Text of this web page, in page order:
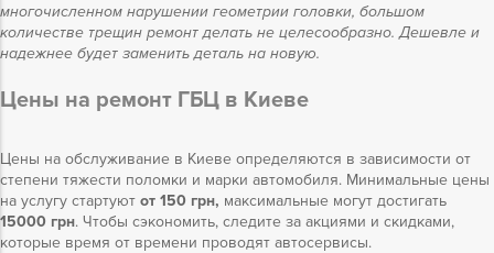
многочисленном нарушении геометрии головки, большом
количестве трещин ремонт делать не целесообразно. Дешевле и
надежнее будет заменить деталь на новую.
Цены на ремонт ГБЦ в Киеве
Цены на обслуживание в Киеве определяются в зависимости от
степени тяжести поломки и марки автомобиля. Минимальные цены
на услугу стартуют от 150 грн, максимальные могут достигать
15000 грн. Чтобы сэкономить, следите за акциями и скидками,
которые время от времени проводят автосервисы.